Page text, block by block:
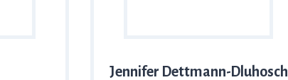
Jennifer Dettmann-Dluhosch